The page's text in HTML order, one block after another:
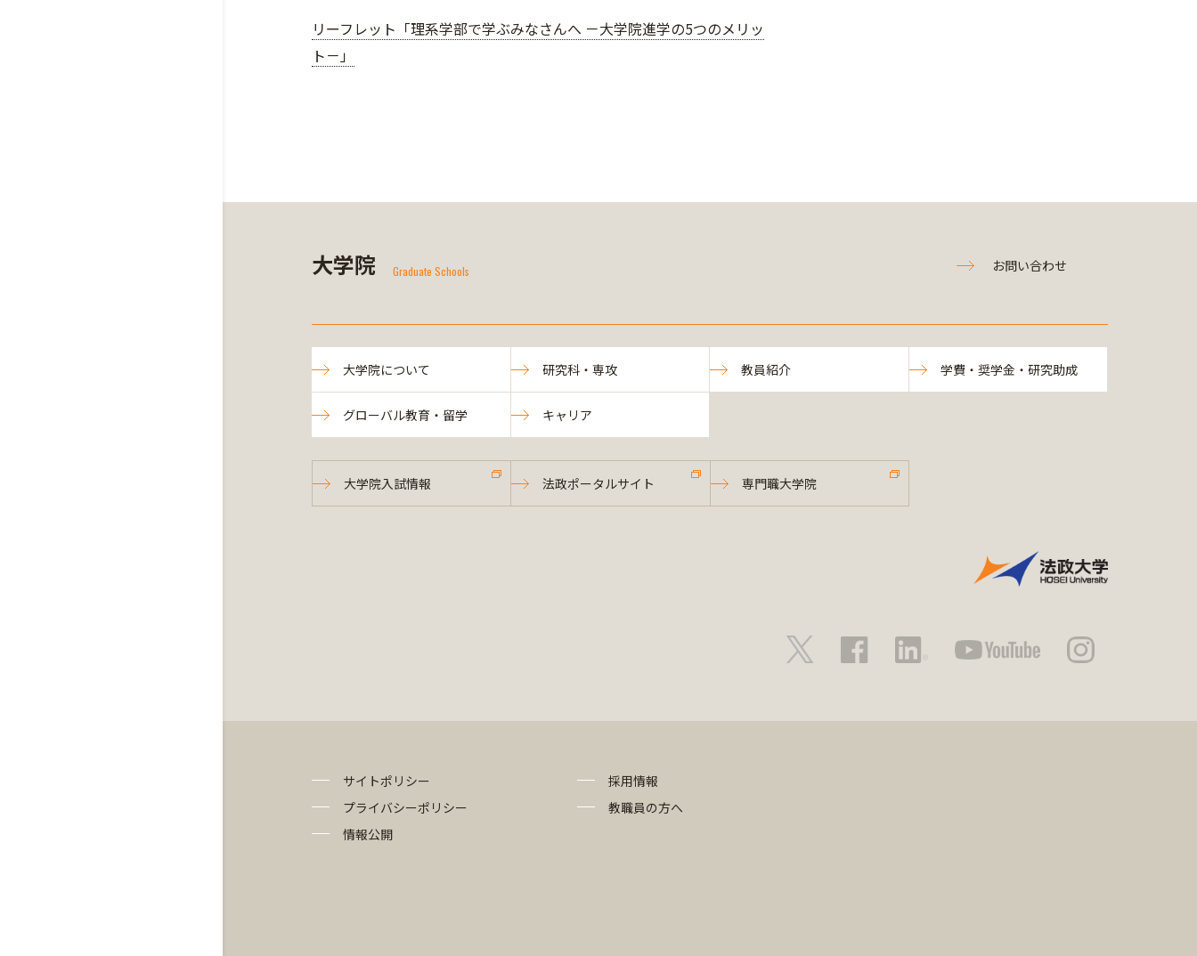
リーフレット「理系学部で学ぶみなさんへ －大学院進学の5つのメリッ
ト－」
大学院 Graduate Schools お問い合わせ
大学院について 研究科・専攻 教員紹介 学費・奨学金・研究助成
グローバル教育・留学 キャリア
大学院入試情報 法政ポータルサイト 専門職大学院
サイトポリシー
プライバシーポリシー
情報公開
採用情報
教職員の方へ